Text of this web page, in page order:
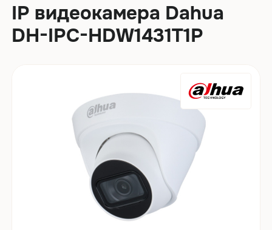
IP видеокамера Dahua
DH-IPC-HDW1431T1P